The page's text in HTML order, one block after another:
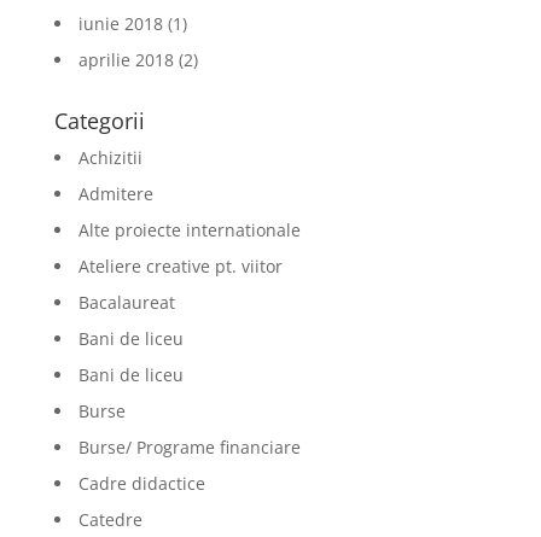
iunie 2018(1)
aprilie 2018(2)
Categorii
Achizitii
Admitere
Alte proiecte internationale
Ateliere creative pt. viitor
Bacalaureat
Bani de liceu
Bani de liceu
Burse
Burse/ Programe financiare
Cadre didactice
Catedre